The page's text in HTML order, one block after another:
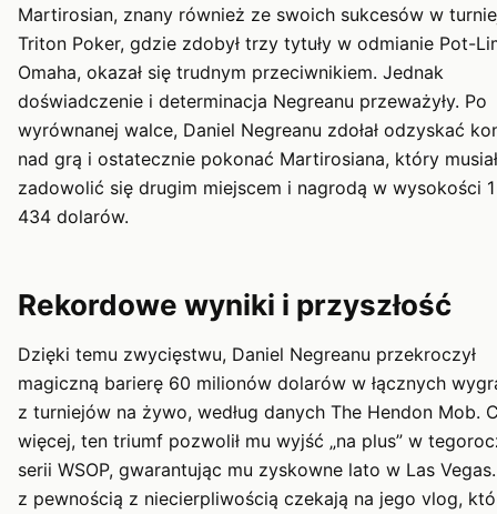
Martirosian, znany również ze swoich sukcesów w
Triton Poker, gdzie zdobył trzy tytuły w odmianie Pot-
Omaha, okazał się trudnym przeciwnikiem. Jednak
doświadczenie i determinacja Negreanu przeważyły. Po
wyrównanej walce, Daniel Negreanu zdołał odzyskać
nad grą i ostatecznie pokonać Martirosiana, który musiał
zadowolić się drugim miejscem i nagrodą w wysokości
434 dolarów.
Rekordowe wyniki i przyszłość
Dzięki temu zwycięstwu, Daniel Negreanu przekroczył
magiczną barierę 60 milionów dolarów w łącznych
z turniejów na żywo, według danych The Hendon Mob.
więcej, ten triumf pozwolił mu wyjść „na plus” w
serii WSOP, gwarantując mu zyskowne lato w Las
z pewnością z niecierpliwością czekają na jego vlog,